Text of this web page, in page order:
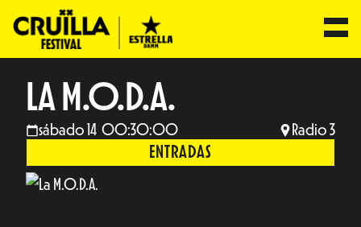
LA M.O.D.A.
sábado 14 00:30:00 Radio 3
ENTRADAS